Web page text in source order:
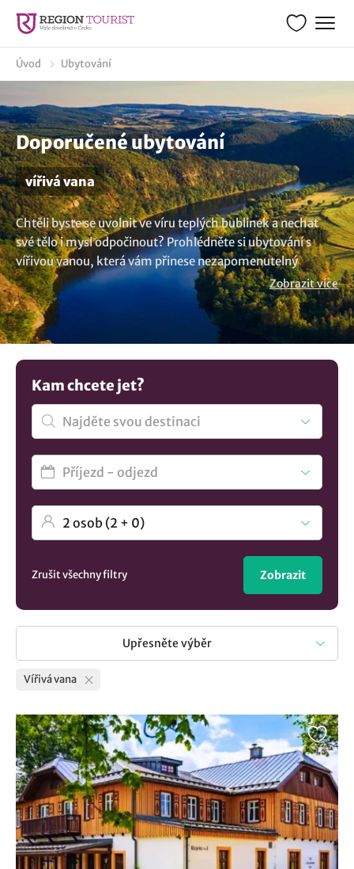
Úvod Ubytování
Doporučené ubytování
vířivá vana
Chtěli byste se uvolnit ve víru teplých bublinek a nechat
své tělo i mysl odpočinout? Prohlédněte si ubytování s
vířivou vanou, která vám přinese nezapomenutelný
wellness zážitek. Vybraná ubytování jsou vybavena
moderními vířivými vanami, které poskytují terapeutické
účinky a uvolňují napětí.
Zobrazit více
Kam chcete jet?
Zrušit všechny filtry Zobrazit
Upřesněte výběr
Vířivá vana